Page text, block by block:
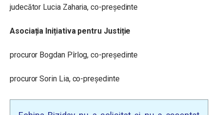
judecător Lucia Zaharia, co-președinte
Asociația Inițiativa pentru Justiție
procuror Bogdan Pîrlog, co-președinte
procuror Sorin Lia, co-președinte